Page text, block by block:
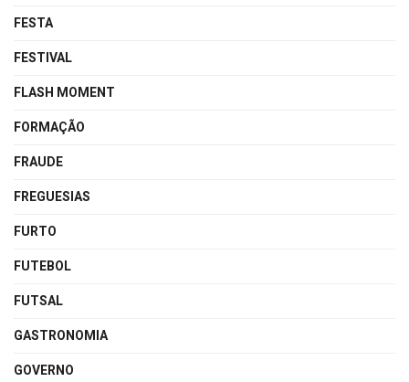
FESTA
FESTIVAL
FLASH MOMENT
FORMAÇÃO
FRAUDE
FREGUESIAS
FURTO
FUTEBOL
FUTSAL
GASTRONOMIA
GOVERNO